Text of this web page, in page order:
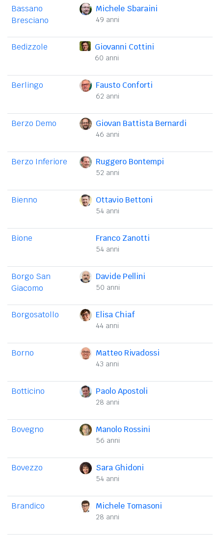
Bassano
Bresciano
Michele Sbaraini
49 anni
Bedizzole Giovanni Cottini
60 anni
Berlingo Fausto Conforti
62 anni
Berzo Demo Giovan Battista Bernardi
46 anni
Berzo Inferiore Ruggero Bontempi
52 anni
Bienno Ottavio Bettoni
54 anni
Bione Franco Zanotti
54 anni
Borgo San
Giacomo
Davide Pellini
50 anni
Borgosatollo Elisa Chiaf
44 anni
Borno Matteo Rivadossi
43 anni
Botticino Paolo Apostoli
28 anni
Bovegno Manolo Rossini
56 anni
Bovezzo Sara Ghidoni
54 anni
Brandico Michele Tomasoni
28 anni